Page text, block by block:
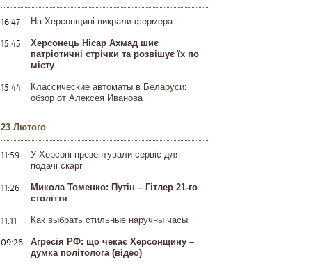
16:47 На Херсонщині викрали фермера
15:45
Херсонець Нісар Ахмад шиє
патріотичні стрічки та розвішує їх по
місту
15:44
Классические автоматы в Беларуси:
обзор от Алексея Иванова
23 Лютого
11:59
У Херсоні презентували сервіс для
подачі скарг
11:26
Микола Томенко: Путін – Гітлер 21-го
століття
11:11 Как выбрать стильные наручны часы
09:26
Агресія РФ: що чекає Херсонщину –
думка політолога (відео)